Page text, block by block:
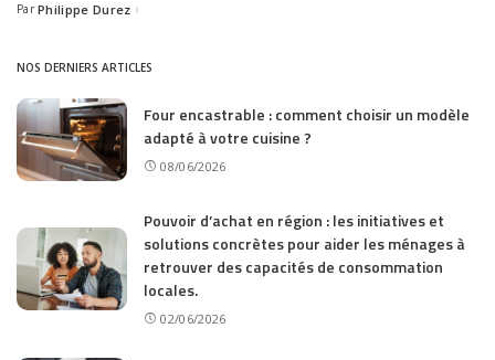
Posted
Par Philippe Durez
NOS DERNIERS ARTICLES
Four encastrable : comment choisir un modèle
adapté à votre cuisine ?
08/06/2026
Pouvoir d’achat en région : les initiatives et
solutions concrètes pour aider les ménages à
retrouver des capacités de consommation
locales.
02/06/2026